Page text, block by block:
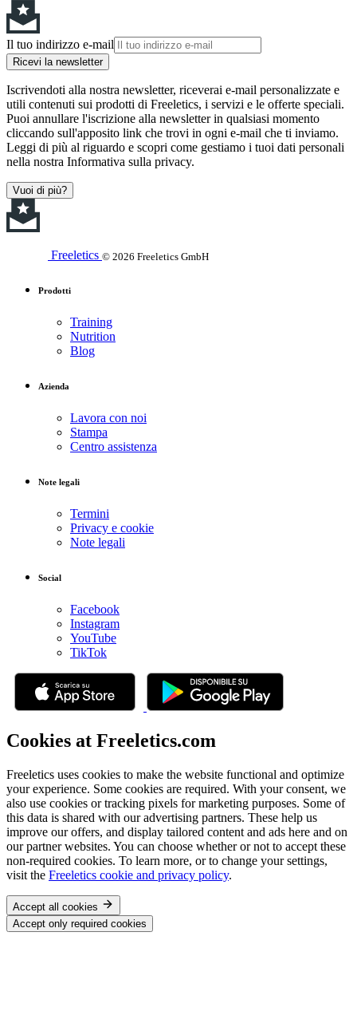
Il tuo indirizzo e-mail
Ricevi la newsletter
Iscrivendoti alla nostra newsletter, riceverai e-mail personalizzate e
utili contenuti sui prodotti di Freeletics, i servizi e le offerte speciali.
Puoi annullare l'iscrizione alla newsletter in qualsiasi momento
cliccando sull'apposito link che trovi in ogni e-mail che ti inviamo.
Leggi di più al riguardo e scopri come gestiamo i tuoi dati personali
nella nostra Informativa sulla privacy.
Vuoi di più?
Freeletics © 2026 Freeletics GmbH
Prodotti
Training
Nutrition
Blog
Azienda
Lavora con noi
Stampa
Centro assistenza
Note legali
Termini
Privacy e cookie
Note legali
Social
Facebook
Instagram
YouTube
TikTok
Cookies at Freeletics.com
Freeletics uses cookies to make the website functional and optimize
your experience. Some cookies are required. With your consent, we
also use cookies or tracking pixels for marketing purposes. Some of
this data is shared with our advertising partners. These help us
improve our offers, and display tailored content and ads here and on
our partner websites. You can choose whether or not to accept these
non-required cookies. To learn more, or to change your settings,
visit the Freeletics cookie and privacy policy.
Accept all cookies
Accept only required cookies